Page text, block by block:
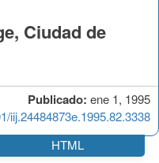
Publicado: ene 1, 1995
iij.24484873e.1995.82.3338
Ciudad de
HTML